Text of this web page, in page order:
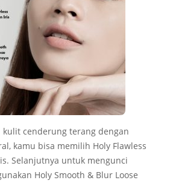
kulit cenderung terang dengan
kamu bisa memilih Holy Flawless
Selanjutnya untuk mengunci
Holy Smooth & Blur Loose